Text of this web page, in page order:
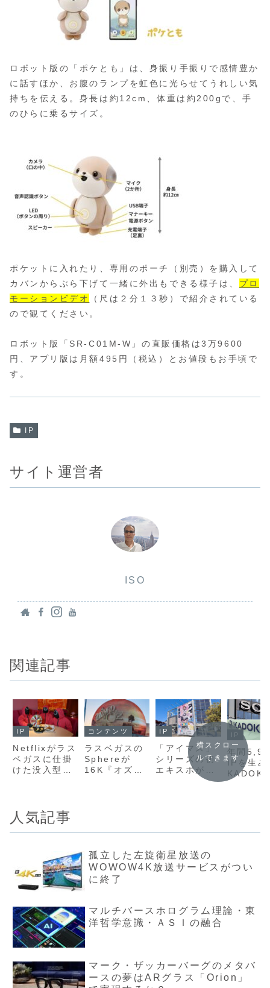
ロボット版の「ポケとも」は、身振り手振りで感情豊か
に話すほか、お腹のランプを虹色に光らせてうれしい気
持ちを伝える。身長は約12cm、体重は約200gで、手
のひらに乗るサイズ。
ポケットに入れたり、専用のポーチ（別売）を購入して
カバンからぶら下げて一緒に外出もできる様子は、 プロ
モーションビデオ
（尺は２分１３秒）で紹介されている
ので観てください。
ロボット版「SR-C01M-W」の直販価格は3万9600
円、アプリ版は月額495円（税込）とお値段もお手頃で
す。
IP
サイト運営者
ISO
関連記事
IP
Netflixがラス
ベガスに仕掛
けた没入型レ
コンテンツ
ラスベガスの
Sphereが
16K『オズの
IP
「アイマス」
シリーズの初
エキスポが幕
張メッセ開催
IP
年間
IPを生み
横スクロー
ルできます
人気記事
孤立した左旋衛星放送の
WOWOW4K放送サービスがつい
に終了
マルチバースホログラム理論・東
洋哲学意識・ＡＳＩの融合
マーク・ザッカーバーグのメタバ
ースの夢はARグラス「Orion」